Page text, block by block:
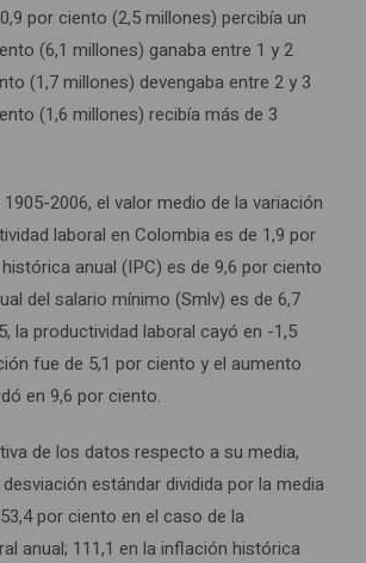
por ciento (2,5 millones) percibía un
(6,1 millones) ganaba entre 1 y 2
(1,7 millones) devengaba entre 2 y 3
(1,6 millones) recibía más de 3
2006, el valor medio de la variación
laboral en Colombia es de 1,9 por
anual (IPC) es de 9,6 por ciento
del salario mínimo (Smlv) es de 6,7
la productividad laboral cayó en -1,5
fue de 5,1 por ciento y el aumento
en 9,6 por ciento.
de los datos respecto a su media,
estándar dividida por la media
por ciento en el caso de la
anual; 111,1 en la inflación histórica